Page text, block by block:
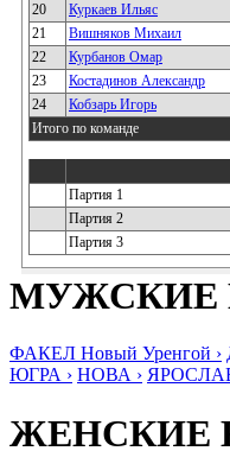
20
Куркаев Ильяс
21
Вишняков Михаил
22
Курбанов Омар
23
Костадинов Александр
24
Кобзарь Игорь
Итого по команде
Партия 1
Партия 2
Партия 3
МУЖСКИЕ
ФАКЕЛ Новый Уренгой ›
ЮГРА › НОВА ›
ЖЕНСКИЕ